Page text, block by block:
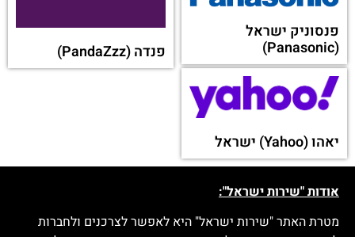
פנסוניק ישראל
(Panasonic)
יאהו (Yahoo) ישראל
פנדה (PandaZzz)
אודות "שירות ישראל":
מטרת האתר "שירות ישראל" היא לאפשר לצרכנים ולחברות